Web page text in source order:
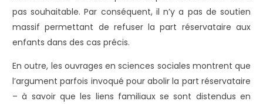
pas souhaitable. Par conséquent, il n’y a pas de soutien
massif permettant de refuser la part réservataire aux
enfants dans des cas précis.
En outre, les ouvrages en sciences sociales montrent que
l’argument parfois invoqué pour abolir la part réservataire
– à savoir que les liens familiaux se sont distendus en